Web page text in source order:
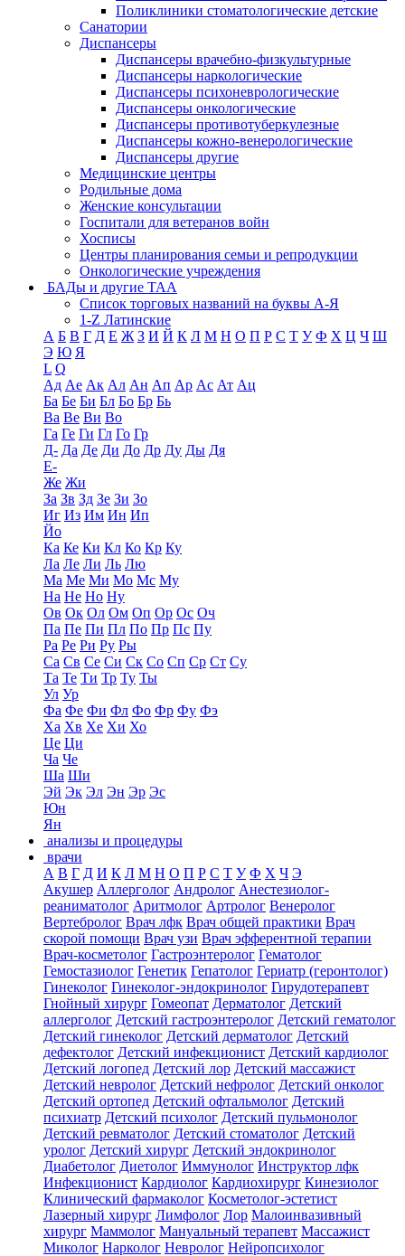
Поликлиники стоматологические детские
Санатории
Диспансеры
Диспансеры врачебно-физкультурные
Диспансеры наркологические
Диспансеры психоневрологические
Диспансеры онкологические
Диспансеры противотуберкулезные
Диспансеры кожно-венерологические
Диспансеры другие
Медицинские центры
Родильные дома
Женские консультации
Госпитали для ветеранов войн
Хосписы
Центры планирования семьи и репродукции
Онкологические учреждения
БАДы и другие ТАА
Список торговых названий на буквы А-Я
1-Z Латинские
А Б В Г Д Е Ж З И Й К Л М Н О П Р С Т У Ф Х Ц Ч Ш
Э Ю Я
L Q
Ад Ае Ак Ал Ан Ап Ар Ас Ат Ац
Ба Бе Би Бл Бо Бр Бь
Ва Ве Ви Во
Га Ге Ги Гл Го Гр
Д- Да Де Ди До Др Ду Ды Дя
Е-
Же Жи
За Зв Зд Зе Зи Зо
Иг Из Им Ин Ип
Йо
Ка Ке Ки Кл Ко Кр Ку
Ла Ле Ли Ль Лю
Ма Ме Ми Мо Мс Му
На Не Но Ну
Ов Ок Ол Ом Оп Ор Ос Оч
Па Пе Пи Пл По Пр Пс Пу
Ра Ре Ри Ру Ры
Са Св Се Си Ск Со Сп Ср Ст Су
Та Те Ти Тр Ту Ты
Ул Ур
Фа Фе Фи Фл Фо Фр Фу Фэ
Ха Хв Хе Хи Хо
Це Ци
Ча Че
Ша Ши
Эй Эк Эл Эн Эр Эс
Юн
Ян
анализы и процедуры
врачи
А В Г Д И К Л М Н О П Р С Т У Ф Х Ч Э
Акушер Аллерголог Андролог Анестезиолог-
реаниматолог Аритмолог Артролог Венеролог
Вертебролог Врач лфк Врач общей практики Врач
скорой помощи Врач узи Врач эфферентной терапии
Врач-косметолог Гастроэнтеролог Гематолог
Гемостазиолог Генетик Гепатолог Гериатр (геронтолог)
Гинеколог Гинеколог-эндокринолог Гирудотерапевт
Гнойный хирург Гомеопат Дерматолог Детский
аллерголог Детский гастроэнтеролог Детский гематолог
Детский гинеколог Детский дерматолог Детский
дефектолог Детский инфекционист Детский кардиолог
Детский логопед Детский лор Детский массажист
Детский невролог Детский нефролог Детский онколог
Детский ортопед Детский офтальмолог Детский
психиатр Детский психолог Детский пульмонолог
Детский ревматолог Детский стоматолог Детский
уролог Детский хирург Детский эндокринолог
Диабетолог Диетолог Иммунолог Инструктор лфк
Инфекционист Кардиолог Кардиохирург Кинезиолог
Клинический фармаколог Косметолог-эстетист
Лазерный хирург Лимфолог Лор Малоинвазивный
хирург Маммолог Мануальный терапевт Массажист
Миколог Нарколог Невролог Нейропсихолог